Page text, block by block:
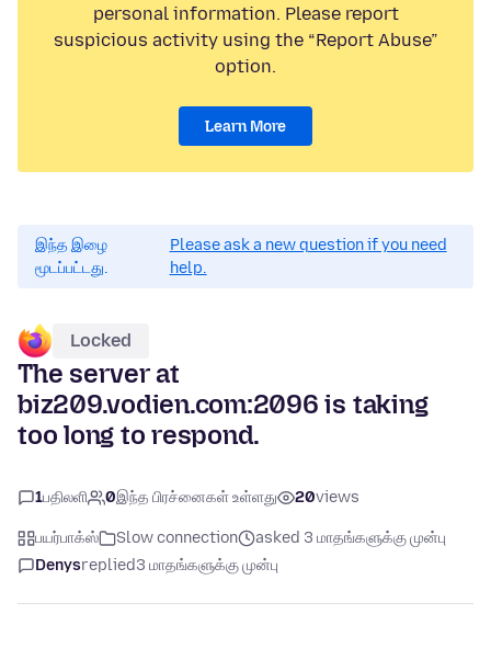
personal information. Please report
suspicious activity using the “Report Abuse”
option.
Learn More
இந்த இழை
மூடப்பட்டது.
Please ask a new question if you need
help.
Locked
The server at
biz209.vodien.com:2096 is taking
too long to respond.
1பதிலளி 0இந்த பிரச்னைகள் உள்ளது 20views
பயர்பாக்ஸ் Slow connection
asked 3 மாதங்களுக்கு முன்பு
Denysreplied3 மாதங்களுக்கு முன்பு